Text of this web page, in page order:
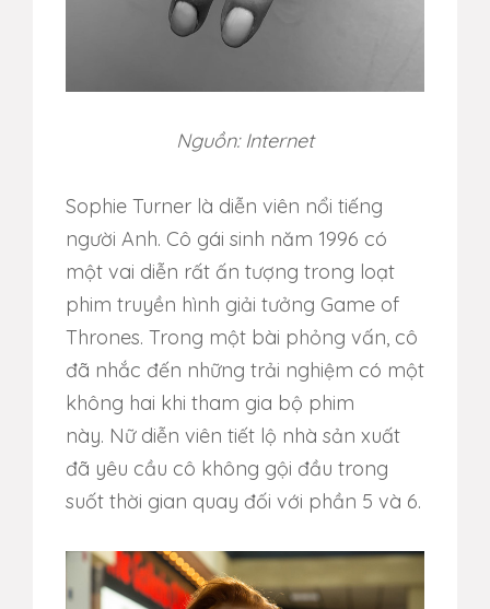
Nguồn: Internet
Sophie Turner là diễn viên nổi tiếng
người Anh. Cô gái sinh năm 1996 có
một vai diễn rất ấn tượng trong loạt
phim truyền hình giải tưởng Game of
Thrones. Trong một bài phỏng vấn, cô
đã nhắc đến những trải nghiệm có một
không hai khi tham gia bộ phim
này. Nữ diễn viên tiết lộ nhà sản xuất
đã yêu cầu cô không gội đầu trong
suốt thời gian quay đối với phần 5 và 6.